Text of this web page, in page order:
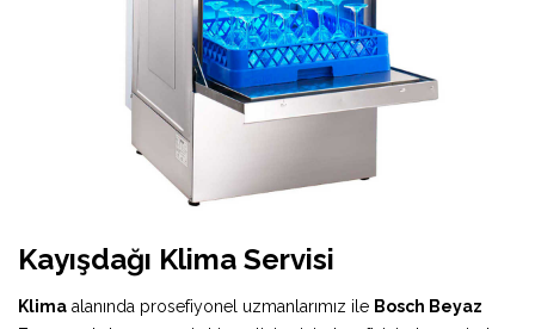
Kayışdağı Klima Servisi
Klima alanında prosefiyonel uzmanlarımız ile Bosch Beyaz